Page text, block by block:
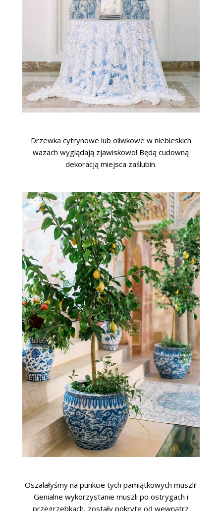
Drzewka cytrynowe lub oliwkowe w niebieskich
wazach wyglądają zjawiskowo! Będą cudowną
dekoracją miejsca zaślubin.
Oszalałyśmy na punkcie tych pamiątkowych muszli!
Genialne wykorzystanie muszli po ostrygach i
przegrzebkach, zostały pokryte od wewnątrz